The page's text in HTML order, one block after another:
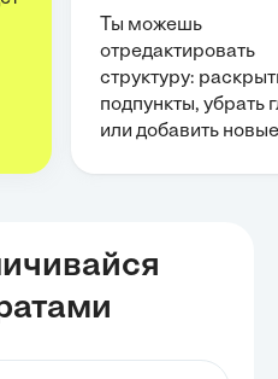
Ты можешь
отредактировать
структуру:
подпункты, убрать
или добавить новые